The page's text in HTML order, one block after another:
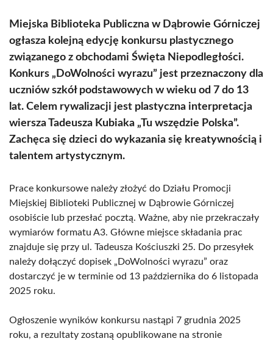
Miejska Biblioteka Publiczna w Dąbrowie Górniczej
ogłasza kolejną edycję konkursu plastycznego
związanego z obchodami Święta Niepodległości.
Konkurs „DoWolności wyrazu” jest przeznaczony dla
uczniów szkół podstawowych w wieku od 7 do 13
lat. Celem rywalizacji jest plastyczna interpretacja
wiersza Tadeusza Kubiaka „Tu wszędzie Polska”.
Zachęca się dzieci do wykazania się kreatywnością i
talentem artystycznym.
Prace konkursowe należy złożyć do Działu Promocji
Miejskiej Biblioteki Publicznej w Dąbrowie Górniczej
osobiście lub przesłać pocztą. Ważne, aby nie przekraczały
wymiarów formatu A3. Główne miejsce składania prac
znajduje się przy ul. Tadeusza Kościuszki 25. Do przesyłek
należy dołączyć dopisek „DoWolności wyrazu” oraz
dostarczyć je w terminie od 13 października do 6 listopada
2025 roku.
Ogłoszenie wyników konkursu nastąpi 7 grudnia 2025
roku, a rezultaty zostaną opublikowane na stronie